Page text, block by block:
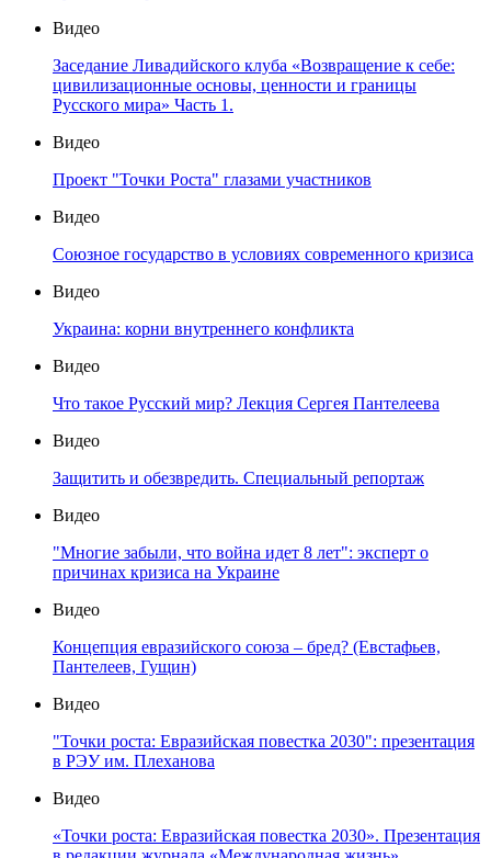
Видео
Заседание Ливадийского клуба «Возвращение к себе:
цивилизационные основы, ценности и границы
Русского мира» Часть 1.
Видео
Проект "Точки Роста" глазами участников
Видео
Союзное государство в условиях современного кризиса
Видео
Украина: корни внутреннего конфликта
Видео
Что такое Русский мир? Лекция Сергея Пантелеева
Видео
Защитить и обезвредить. Специальный репортаж
Видео
"Многие забыли, что война идет 8 лет": эксперт о
причинах кризиса на Украине
Видео
Концепция евразийского союза – бред? (Евстафьев,
Пантелеев, Гущин)
Видео
"Точки роста: Евразийская повестка 2030": презентация
в РЭУ им. Плеханова
Видео
«Точки роста: Евразийская повестка 2030». Презентация